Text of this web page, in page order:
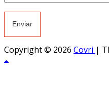
Copyright © 2026 Covri |